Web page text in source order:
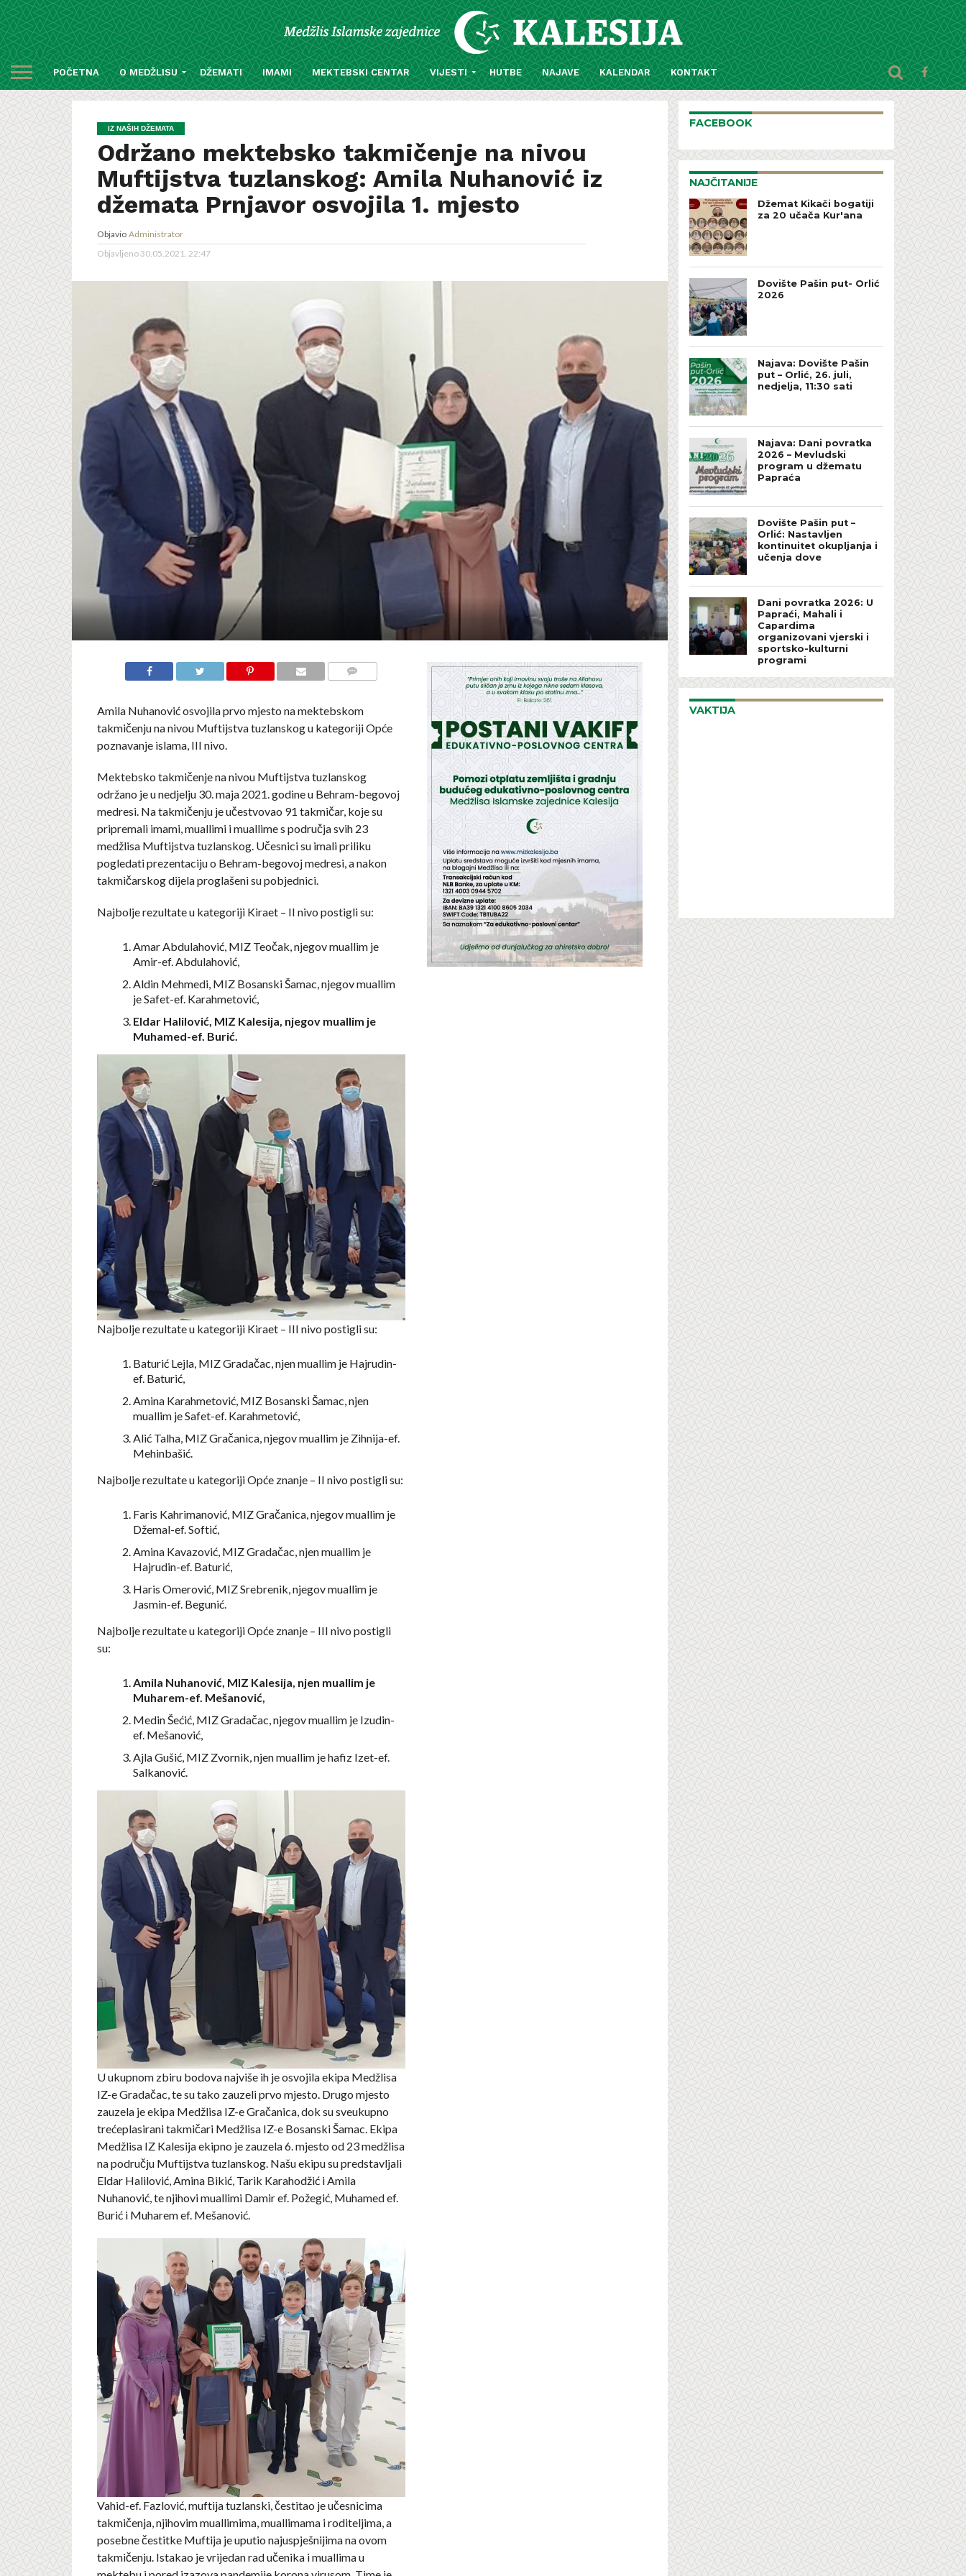
POČETNA O MEDŽLISU DŽEMATI IMAMI MEKTEBSKI CENTAR VIJESTI HUTBE NAJAVE KALENDAR KONTAKT
IZ NAŠIH DŽEMATA
Održano mektebsko takmičenje na nivou
Muftijstva tuzlanskog: Amila Nuhanović iz
džemata Prnjavor osvojila 1. mjesto
Objavio Administrator
Objavljeno30.05.2021. 22:47
Amila Nuhanović osvojila prvo mjesto na mektebskom
takmičenju na nivou Muftijstva tuzlanskog u kategoriji Opće
poznavanje islama, III nivo.
Mektebsko takmičenje na nivou Muftijstva tuzlanskog
održano je u nedjelju 30. maja 2021. godine u Behram-begovoj
medresi. Na takmičenju je učestvovao 91 takmičar, koje su
pripremali imami, muallimi i muallime s područja svih 23
medžlisa Muftijstva tuzlanskog. Učesnici su imali priliku
pogledati prezentaciju o Behram-begovoj medresi, a nakon
takmičarskog dijela proglašeni su pobjednici.
Najbolje rezultate u kategoriji Kiraet – II nivo postigli su:
Amar Abdulahović, MIZ Teočak, njegov muallim je
Amir-ef. Abdulahović,
Aldin Mehmedi, MIZ Bosanski Šamac, njegov muallim
je Safet-ef. Karahmetović,
Eldar Halilović, MIZ Kalesija, njegov muallim je
Muhamed-ef. Burić.
Najbolje rezultate u kategoriji Kiraet – III nivo postigli su:
Baturić Lejla, MIZ Gradačac, njen muallim je Hajrudin-
ef. Baturić,
Amina Karahmetović, MIZ Bosanski Šamac, njen
muallim je Safet-ef. Karahmetović,
Alić Talha, MIZ Gračanica, njegov muallim je Zihnija-ef.
Mehinbašić.
Najbolje rezultate u kategoriji Opće znanje – II nivo postigli su:
Faris Kahrimanović, MIZ Gračanica, njegov muallim je
Džemal-ef. Softić,
Amina Kavazović, MIZ Gradačac, njen muallim je
Hajrudin-ef. Baturić,
Haris Omerović, MIZ Srebrenik, njegov muallim je
Jasmin-ef. Begunić.
Najbolje rezultate u kategoriji Opće znanje – III nivo postigli
su:
Amila Nuhanović, MIZ Kalesija, njen muallim je
Muharem-ef. Mešanović,
Medin Šećić, MIZ Gradačac, njegov muallim je Izudin-
ef. Mešanović,
Ajla Gušić, MIZ Zvornik, njen muallim je hafiz Izet-ef.
Salkanović.
U ukupnom zbiru bodova najviše ih je osvojila ekipa Medžlisa
IZ-e Gradačac, te su tako zauzeli prvo mjesto. Drugo mjesto
zauzela je ekipa Medžlisa IZ-e Gračanica, dok su sveukupno
trećeplasirani takmičari Medžlisa IZ-e Bosanski Šamac. Ekipa
Medžlisa IZ Kalesija ekipno je zauzela 6. mjesto od 23 medžlisa
na području Muftijstva tuzlanskog. Našu ekipu su predstavljali
Eldar Halilović, Amina Bikić, Tarik Karahodžić i Amila
Nuhanović, te njihovi muallimi Damir ef. Požegić, Muhamed ef.
Burić i Muharem ef. Mešanović.
Vahid-ef. Fazlović, muftija tuzlanski, čestitao je učesnicima
takmičenja, njihovim muallimima, muallimama i roditeljima, a
posebne čestitke Muftija je uputio najuspješnijima na ovom
takmičenju. Istakao je vrijedan rad učenika i muallima u
FACEBOOK
NAJČITANIJE
Džemat Kikači bogatiji
za 20 učača Kur'ana
Dovište Pašin put- Orlić
2026
Najava: Dovište Pašin
put – Orlić, 26. juli,
nedjelja, 11:30 sati
Najava: Dani povratka
2026 – Mevludski
program u džematu
Papraća
Dovište Pašin put –
Orlić: Nastavljen
kontinuitet okupljanja i
učenja dove
Dani povratka 2026: U
Papraći, Mahali i
Capardima
organizovani vjerski i
sportsko-kulturni
programi
VAKTIJA